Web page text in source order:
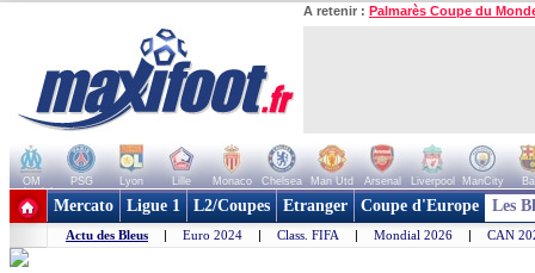
A retenir : Palmarès Coupe du
OM PSG Lyon Lille Monaco Chelsea Man Utd Arsenal Liverpool ManCity
+ de clubs
Mercato Ligue 1 L2/Coupes Etranger Coupe d'Europe Les
Actu des Bleus | Euro 2024 | Class. FIFA | Mondial 2026 | CAN